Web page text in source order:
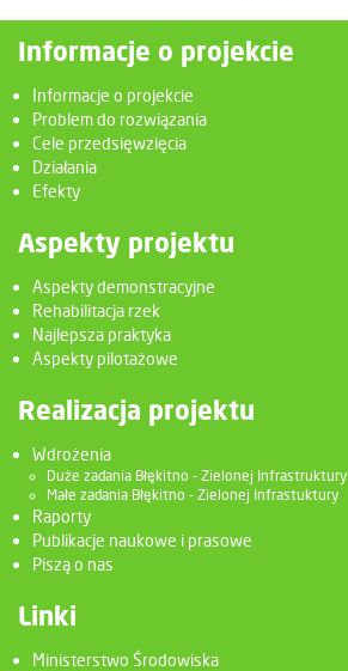
Informacje o projekcie
Informacje o projekcie
Problem do rozwiązania
Cele przedsięwzięcia
Działania
Efekty
Aspekty projektu
Aspekty demonstracyjne
Rehabilitacja rzek
Najlepsza praktyka
Aspekty pilotażowe
Realizacja projektu
Wdrożenia
Duże zadania Błękitno - Zielonej Infrastruktury
Małe zadania Błękitno - Zielonej Infrastuktury
Raporty
Publikacje naukowe i prasowe
Piszą o nas
Linki
Ministerstwo Środowiska